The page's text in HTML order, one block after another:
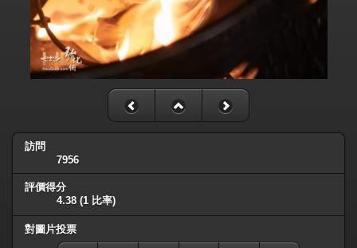
訪問
7956
評價得分
4.38 (1 比率)
對圖片投票